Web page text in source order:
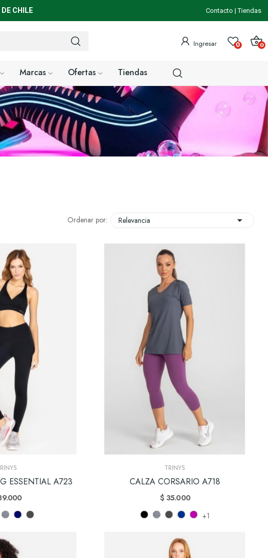
CHILE Contacto |Tiendas
Ingresar 0 0
Marcas Ofertas Tiendas
Ordenar por: Relevancia 
ESSENTIAL A723
TRINYS
CALZA CORSARIO A718
$ 35.000
+1